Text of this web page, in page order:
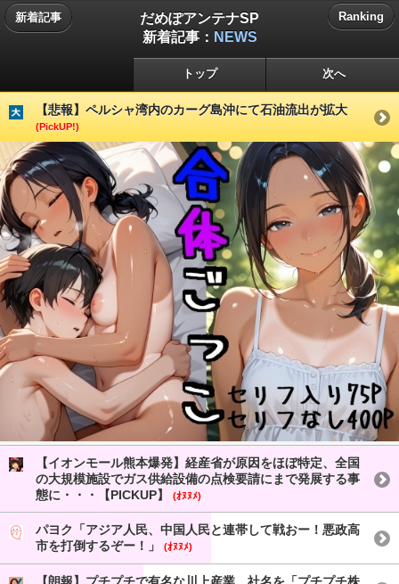
新着記事
だめぽアンテナSP
新着記事： NEWS
Ranking
トップ 次へ
【悲報】ペルシャ湾内のカーグ島沖にて石油流出が拡大
(PickUP!)
【イオンモール熊本爆発】経産省が原因をほぼ特定、全国
の大規模施設でガス供給設備の点検要請にまで発展する事
態に・・・【PICKUP】
(ｵﾇﾇﾒ)
パヨク「アジア人民、中国人民と連帯して戦おー！悪政高
市を打倒するぞー！」
(ｵﾇﾇﾒ)
【朗報】プチプチで有名な川上産業、社名を「プチプチ株